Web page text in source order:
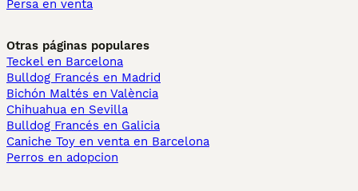
Persa en venta
Otras páginas populares
Teckel en Barcelona
Bulldog Francés en Madrid
Bichón Maltés en València
Chihuahua en Sevilla
Bulldog Francés en Galicia
Caniche Toy en venta en Barcelona
Perros en adopcion